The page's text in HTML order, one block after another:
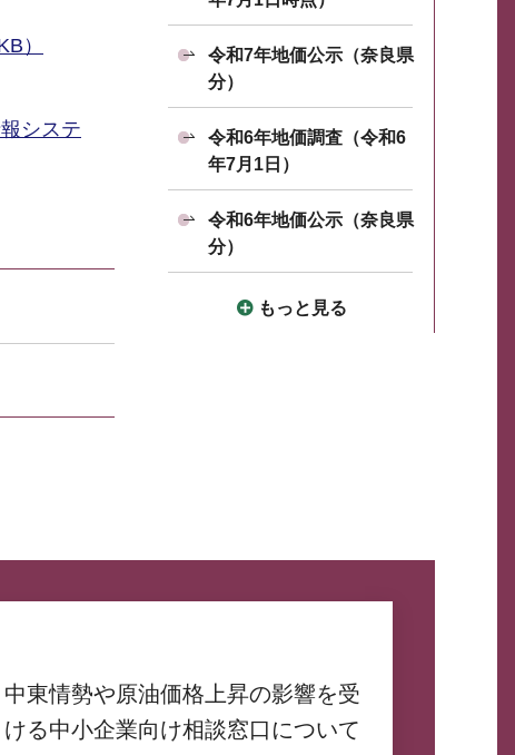
）
システ
令和7年地価公示（奈良県
分）
令和6年地価調査（令和6
年7月1日）
令和6年地価公示（奈良県
分）
もっと見る
中東情勢や原油価格上昇の影響を受
ける中小企業向け相談窓口について